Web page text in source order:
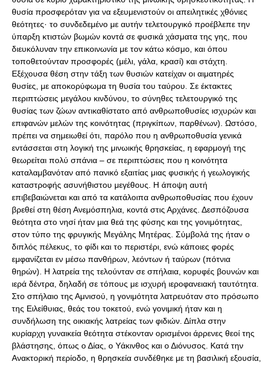
θυσία προσφερόταν για να εξευμενιστούν οι απειλητικές χθόνιες
θεότητες· το συνδεδεμένο με αυτήν τελετουργικό προέβλεπε την
ύπαρξη κτιστών βωμών κοντά σε φυσικά χάσματα της γης, που
διευκόλυναν την επικοινωνία με τον κάτω κόσμο, και όπου
τοποθετούνταν προσφορές (μέλι, γάλα, κρασί) και στάχτη.
Εξέχουσα θέση στην τάξη των θυσιών κατείχαν οι αιματηρές
θυσίες, με αποκορύφωμα τη θυσία του ταύρου. Σε έκτακτες
περιπτώσεις μεγάλου κινδύνου, το σύνηθες τελετουργικό της
θυσίας των ζώων αντικαθίστατο από ανθρωποθυσίες ισχυρών και
επιφανών μελών της κοινότητας (πριγκίπων, παρθένων). Ωστόσο,
πρέπει να σημειωθεί ότι, παρόλο που η ανθρωποθυσία γενικά
εντάσσεται στη λογική της μινωικής θρησκείας, η εφαρμογή της
θεωρείται πολύ σπάνια – σε περιπτώσεις που η κοινότητα
καταλαμβανόταν από πανικό εξαιτίας μιας φυσικής ή γεωλογικής
καταστροφής ασυνήθιστου μεγέθους. Η άποψη αυτή
επιβεβαιώνεται και από τα κατάλοιπα ανθρωποθυσίας που έχουν
βρεθεί στη θέση Ανεμόσπηλια, κοντά στις Αρχάνες. Δεσπόζουσα
θεότητα στο νησί ήταν μια θεά της φύσης και της γονιμότητας,
στον τύπο της φρυγικής Μεγάλης Μητέρας. Σύμβολά της ήταν ο
διπλός πέλεκυς, το φίδι και το περιστέρι, ενώ κάποιες φορές
εμφανίζεται εν μέσω πανθήρων, λεόντων ή ταύρων (πότνια
θηρών). Η λατρεία της τελούνταν σε σπήλαια, κορυφές βουνών και
ιερά δέντρα, δηλαδή σε τόπους με ισχυρή ιεροφανειακή ταυτότητα.
Στο σπήλαιο της Αμνισού, η γονιμότητα λατρευόταν στο πρόσωπο
της Ειλείθυιας, θεάς του τοκετού, ενώ γονιμική ήταν και η
συνδήλωση της οικιακής λατρείας των φιδιών. Δίπλα στην
κυρίαρχη γυναικεία θεότητα στέκονταν ορισμένοι άρρενες θεοί της
βλάστησης, όπως ο Δίας, ο Υάκινθος και ο Διόνυσος. Κατά την
Ανακτορική περίοδο, η θρησκεία συνδέθηκε με τη βασιλική εξουσία,